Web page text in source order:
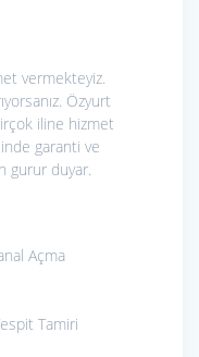
vermekteyiz.
Özyurt
iline hizmet
garanti ve
gurur duyar.
Açma
Tamiri